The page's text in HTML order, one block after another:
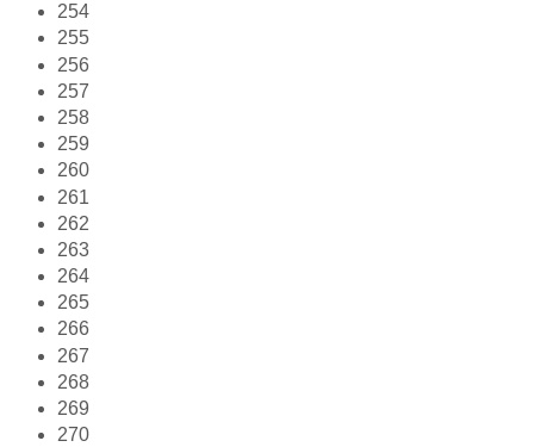
254
255
256
257
258
259
260
261
262
263
264
265
266
267
268
269
270